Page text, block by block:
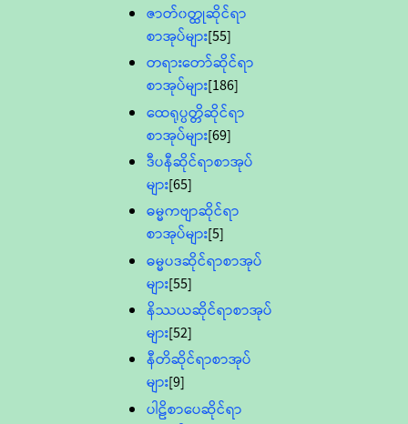
ဇာတ်၀တ္ထုဆိုင်ရာ
စာအုပ်များ[55]
တရားတော်ဆိုင်ရာ
စာအုပ်များ[186]
ထေရုပ္ပတ္တိဆိုင်ရာ
စာအုပ်များ[69]
ဒီပနီဆိုင်ရာစာအုပ်
များ[65]
ဓမ္မကဗျာဆိုင်ရာ
စာအုပ်များ[5]
ဓမ္မပဒဆိုင်ရာစာအုပ်
များ[55]
နိဿယဆိုင်ရာစာအုပ်
များ[52]
နီတိဆိုင်ရာစာအုပ်
များ[9]
ပါဠိစာပေဆိုင်ရာ